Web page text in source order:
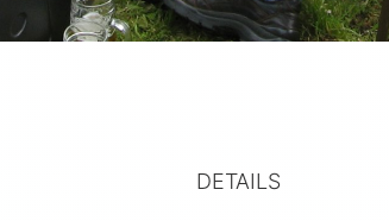
DETAILS